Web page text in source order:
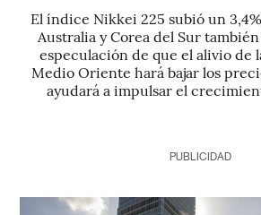
El índice Nikkei 225 subió un
Australia y Corea del Sur
especulación de que el alivio de
Medio Oriente hará bajar los
ayudará a impulsar el
PUBLICIDAD